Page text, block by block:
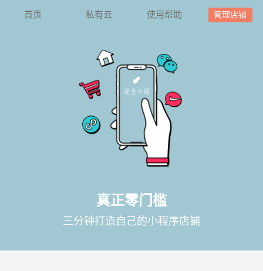
首页 私有云 使用帮助 管理店铺
真正零门槛
三分钟打造自己的小程序店铺